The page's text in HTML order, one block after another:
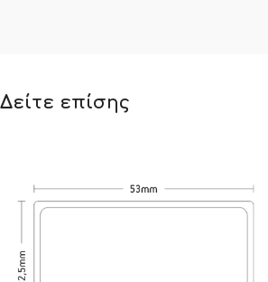
Δείτε επίσης